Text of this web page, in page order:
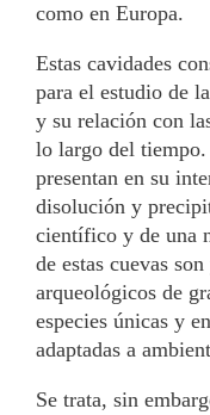
como en Europa.
Estas cavidades
para el estudio de
y su relación con
lo largo del
presentan en su
disolución y
científico y de una
de estas cuevas
arqueológicos de
especies únicas y
adaptadas a
Se trata, sin